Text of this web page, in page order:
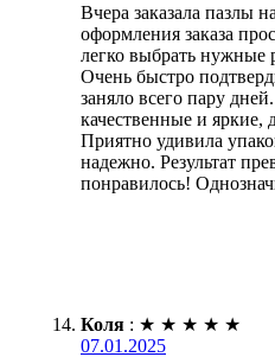
Вчера заказала пазлы
оформления заказа
легко выбрать нужные
Очень быстро
заняло всего пару
качественные и яркие,
Приятно удивила
надежно. Результат
понравилось!
Коля : ★ ★ ★ ★ ★
07.01.2025